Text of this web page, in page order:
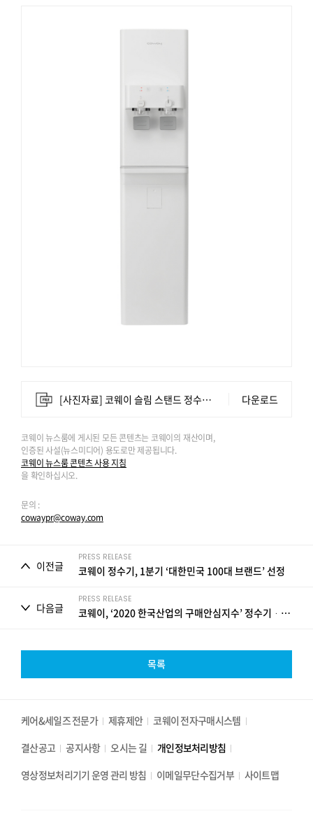
[사진자료] 코웨이 슬림 스탠드 정수기(CHP-5710).jpg 다운로드
코웨이 뉴스룸에 게시된 모든 콘텐츠는 코웨이의 재산이며,
인증된 사설(뉴스미디어) 용도로만 제공됩니다.
코웨이 뉴스룸 콘텐츠 사용 지침
을 확인하십시오.
문의 :
cowaypr@coway.com
이전글
PRESS RELEASE
코웨이 정수기, 1분기 ‘대한민국 100대 브랜드’ 선정
다음글
PRESS RELEASE
코웨이, ‘2020 한국산업의 구매안심지수’ 정수기ᆞ비데 부문 1위
목록
케어&세일즈 전문가 제휴제안
코웨이 전자구매시스템
결산공고
공지사항 오시는 길
개인정보처리방침
영상정보처리기기 운영 관리 방침
이메일무단수집거부 사이트맵